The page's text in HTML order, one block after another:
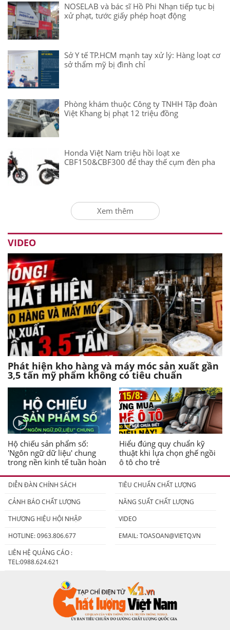
NOSELAB và bác sĩ Hồ Phi Nhạn tiếp tục bị
xử phạt, tước giấy phép hoạt động
Sở Y tế TP.HCM mạnh tay xử lý: Hàng loạt cơ
sở thẩm mỹ bị đình chỉ
Phòng khám thuộc Công ty TNHH Tập đoàn
Việt Khang bị phạt 12 triệu đồng
Honda Việt Nam triệu hồi loạt xe
CBF150&CBF300 để thay thế cụm đèn pha
Xem thêm
VIDEO
Phát hiện kho hàng và máy móc sản xuất gần
3,5 tấn mỹ phẩm không có tiêu chuẩn
Hộ chiếu sản phẩm số:
'Ngôn ngữ dữ liệu' chung
trong nền kinh tế tuần hoàn
Hiểu đúng quy chuẩn kỹ
thuật khi lựa chọn ghế ngồi
ô tô cho trẻ
DIỄN ĐÀN CHÍNH SÁCH
TIÊU CHUẨN CHẤT LƯỢNG
CẢNH BÁO CHẤT LƯỢNG
NĂNG SUẤT CHẤT LƯỢNG
THƯƠNG HIỆU HỘI NHẬP
VIDEO
HOTLINE: 0963.806.677
EMAIL:TOASOAN@VIETQ.VN
LIÊN HỆ QUẢNG CÁO :
TEL:0988.624.621